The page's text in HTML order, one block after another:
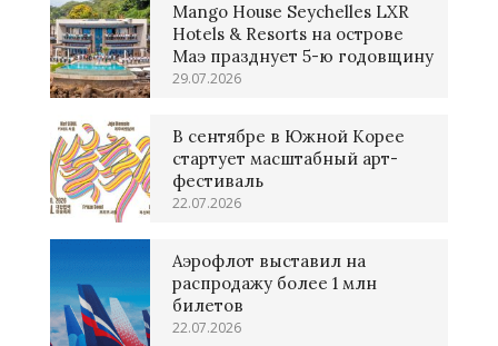
Mango House Seychelles LXR
Hotels & Resorts на острове
Маэ празднует 5-ю годовщину
29.07.2026
В сентябре в Южной Корее
стартует масштабный арт-
фестиваль
22.07.2026
Аэрофлот выставил на
распродажу более 1 млн
билетов
22.07.2026